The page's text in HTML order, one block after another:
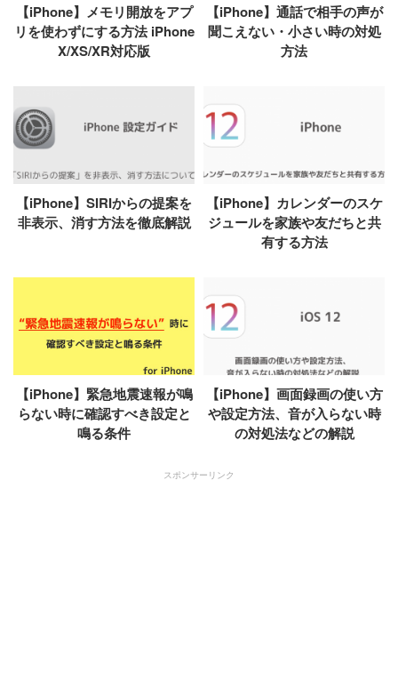
【iPhone】メモリ開放をアプ
リを使わずにする方法 iPhone
X/XS/XR対応版
【iPhone】通話で相手の声が
聞こえない・小さい時の対処
方法
【iPhone】SIRIからの提案を
非表示、消す方法を徹底解説
【iPhone】カレンダーのスケ
ジュールを家族や友だちと共
有する方法
【iPhone】緊急地震速報が鳴
らない時に確認すべき設定と
鳴る条件
【iPhone】画面録画の使い方
や設定方法、音が入らない時
の対処法などの解説
スポンサーリンク